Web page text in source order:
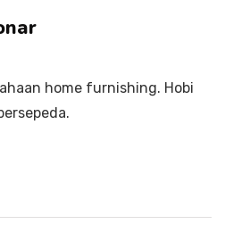
home furnishing. Hobi